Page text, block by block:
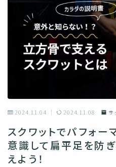
2024.11.04 2024.11.08 サ
スクワットでパフォー
意識して扁平足を防
えよう！